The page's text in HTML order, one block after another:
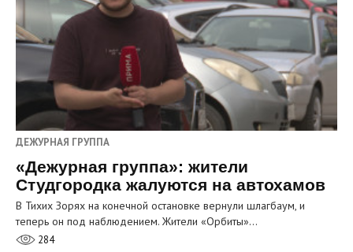
ДЕЖУРНАЯ ГРУППА
«Дежурная группа»: жители
Студгородка жалуются на автохамов
В Тихих Зорях на конечной остановке вернули шлагбаум, и
теперь он под наблюдением. Жители «Орбиты»…
284